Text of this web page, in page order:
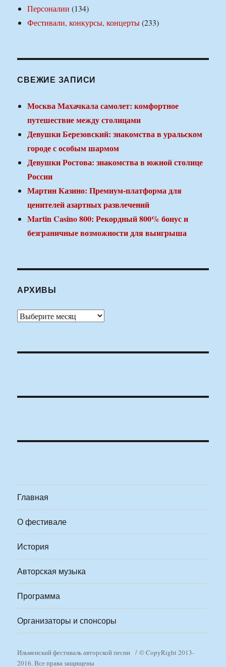
Персоналии (134)
Фестивали, конкурсы, концерты(233)
СВЕЖИЕ ЗАПИСИ
Москва Махачкала самолет: комфортное
путешествие между столицами
Девушки Березовский: знакомства в уральском
городе с особым шармом
Девушки Ростова: знакомства в южной столице
России
Мартин Казино: Премиум-платформа для
ценителей азартных развлечений
Martin Casino 800: Рекордный 800% бонус и
безграничные возможности для выигрыша
АРХИВЫ
Архивы
Главная
О фестивале
История
Авторская музыка
Программа
Организаторы и спонсоры
Ильменский фестиваль авторской песни
© CopyRight 2013-
2016. Все права защищены